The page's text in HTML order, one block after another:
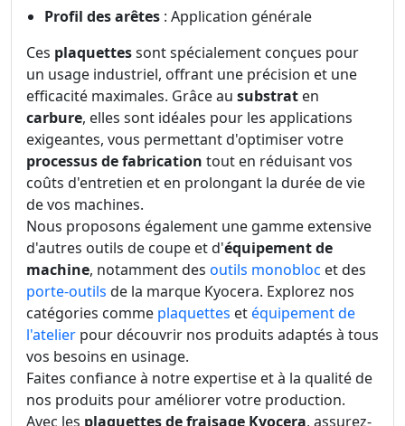
Profil des arêtes : Application générale
Ces plaquettessont spécialement conçues pour
un usage industriel, offrant une précision et une
efficacité maximales. Grâce au substrat en
carbure, elles sont idéales pour les applications
exigeantes, vous permettant d'optimiser votre
processus de fabrication tout en réduisant vos
coûts d'entretien et en prolongant la durée de vie
de vos machines.
Nous proposons également une gamme extensive
d'autres outils de coupe et d'équipement de
machine, notamment des outils monobloc et des
porte-outils de la marque Kyocera. Explorez nos
catégories comme plaquettes etéquipement de
l'atelier pour découvrir nos produits adaptés à tous
vos besoins en usinage.
Faites confiance à notre expertise et à la qualité de
nos produits pour améliorer votre production.
Avec les plaquettes de fraisage Kyocera, assurez-